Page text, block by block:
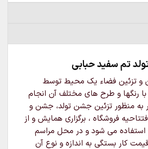
تم سفید حبابی
و تزئین فضاء یک محیط توسط
رنگها و طرح های مختلف آن انجام
به منظور تزئین جشن تولد، جشن و
فروشگاه ، برگزاری همایش و از
استفاده می شود و در محل مراسم
کار بستگی به اندازه و نوع آن